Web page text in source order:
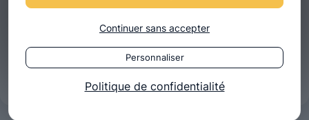
Continuer sans accepter
Personnaliser
Politique de confidentialité